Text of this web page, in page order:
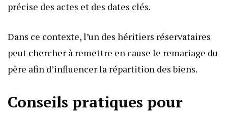
précise des actes et des dates clés.
Dans ce contexte, l’un des héritiers réservataires
peut chercher à remettre en cause le remariage du
père afin d’influencer la répartition des biens.
Conseils pratiques pour